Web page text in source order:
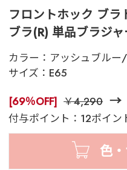
フロントホック ブ
ブラ(R) 単品ブラジャ
カラー： アッシュブルー
サイズ： E65
[69％OFF] ￥4,290
付与ポイント：12ポイン
色